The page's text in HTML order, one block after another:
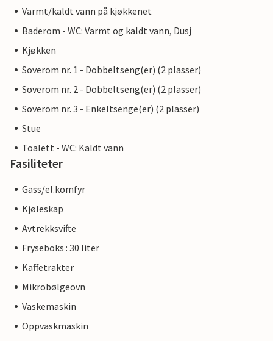
Varmt/kaldt vann på kjøkkenet
Baderom - WC: Varmt og kaldt vann, Dusj
Kjøkken
Soverom nr. 1 - Dobbeltseng(er) (2 plasser)
Soverom nr. 2 - Dobbeltseng(er) (2 plasser)
Soverom nr. 3 - Enkeltsenge(er) (2 plasser)
Stue
Toalett - WC: Kaldt vann
Fasiliteter
Gass/el.komfyr
Kjøleskap
Avtrekksvifte
Fryseboks : 30 liter
Kaffetrakter
Mikrobølgeovn
Vaskemaskin
Oppvaskmaskin